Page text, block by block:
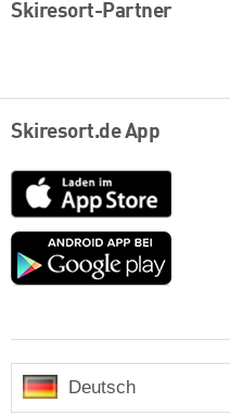
Skiresort-Partner
Skiresort.de App
App
Store
Google
Deutsch